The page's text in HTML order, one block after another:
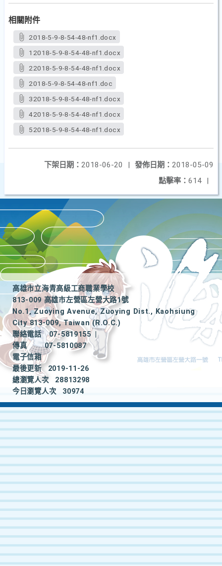
相關附件
2018-5-9-8-54-48-nf1.docx
12018-5-9-8-54-48-nf1.docx
22018-5-9-8-54-48-nf1.docx
2018-5-9-8-54-48-nf1.doc
32018-5-9-8-54-48-nf1.docx
42018-5-9-8-54-48-nf1.docx
52018-5-9-8-54-48-nf1.docx
發佈日期： 2018-05-09
下架日期： 2018-06-20
|
點擊率： 614 |
高雄市立海青高級工商職業學校
813-009 高雄市左營區左營大路1號
No.1, Zuoying Avenue, Zuoying Dist., Kaohsiung
City 813-009, Taiwan (R.O.C.)
聯絡電話
07-5819155
|
傳真
07-5810087
電子信箱
最後更新
2019-11-26
總瀏覽人次
28813298
今日瀏覽人次
30974